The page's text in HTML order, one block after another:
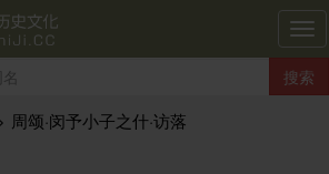
古
诗
集
搜索
周颂·闵予小子之什·访落